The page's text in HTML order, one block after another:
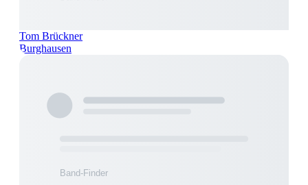
Tom Brückner
Burghausen